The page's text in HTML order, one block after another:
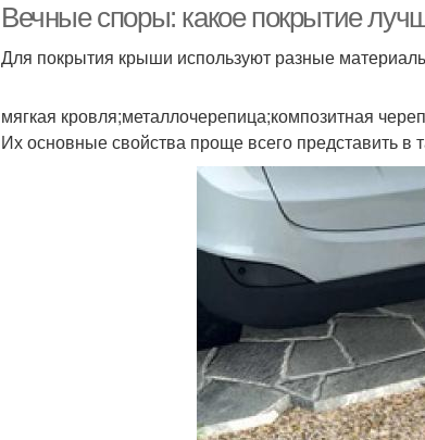
Вечные споры: какое покрытие
Для покрытия крыши используют разные
мягкая кровля;металлочерепица;композитная
Их основные свойства проще всего представить в